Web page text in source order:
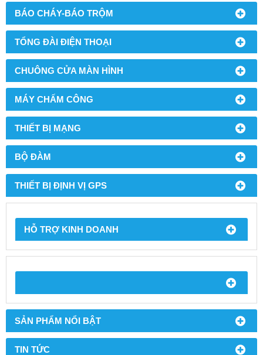
BÁO CHÁY-BÁO TRỘM
TỔNG ĐÀI ĐIỆN THOẠI
CHUÔNG CỬA MÀN HÌNH
MÁY CHẤM CÔNG
THIẾT BỊ MẠNG
BỘ ĐÀM
THIẾT BỊ ĐỊNH VỊ GPS
HỖ TRỢ KINH DOANH
SẢN PHẨM NỔI BẬT
TIN TỨC